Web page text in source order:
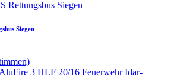
Siegen